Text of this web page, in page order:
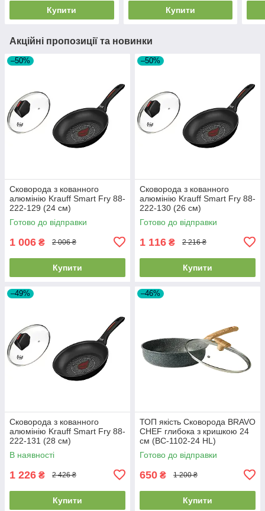
Купити Купити
Акційні пропозиції та новинки
–50%
Сковорода з кованного
алюмінію Krauff Smart Fry 88-
222-129 (24 см)
Готово до відправки
1 006 ₴ 2 006 ₴
Купити
–50%
Сковорода з кованного
алюмінію Krauff Smart Fry 88-
222-130 (26 см)
Готово до відправки
1 116 ₴ 2 216 ₴
Купити
–49%
Сковорода з кованного
алюмінію Krauff Smart Fry 88-
222-131 (28 см)
В наявності
1 226 ₴ 2 426 ₴
Купити
–46%
ТОП якість Сковорода BRAVO
CHEF глибока з кришкою 24
см (BC-1102-24 HL)
Готово до відправки
650 ₴ 1 200 ₴
Купити